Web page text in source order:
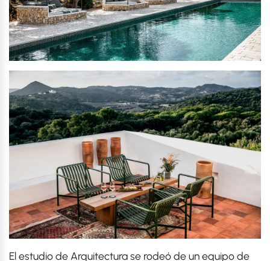
El estudio de Arquitectura se rodeó de un equipo de